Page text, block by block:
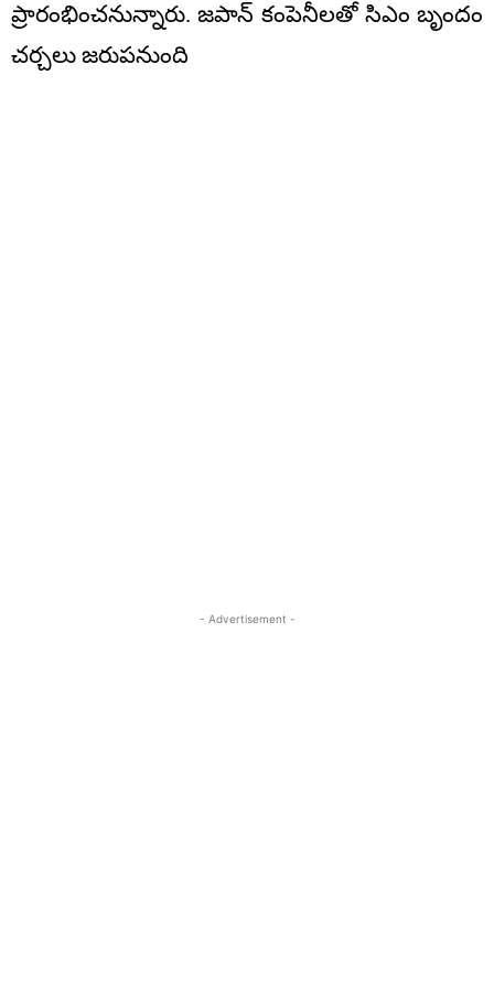
ప్రారంభించనున్నారు. జపాన్‌ కంపెనీలతో సిఎం బృందం
చర్చలు జరుపనుంది
- Advertisement -